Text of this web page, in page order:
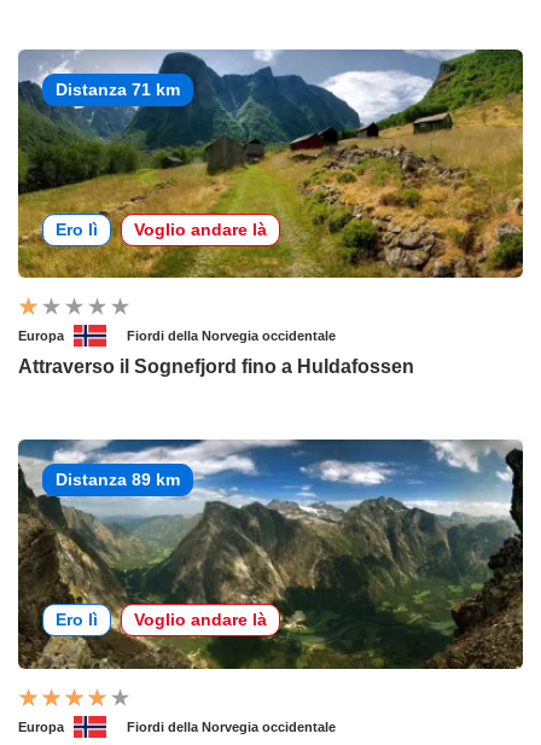
Distanza 71 km
Ero lì Voglio andare là
Europa Fiordi della Norvegia occidentale
Attraverso il Sognefjord fino a Huldafossen
Distanza 89 km
Ero lì Voglio andare là
Europa Fiordi della Norvegia occidentale